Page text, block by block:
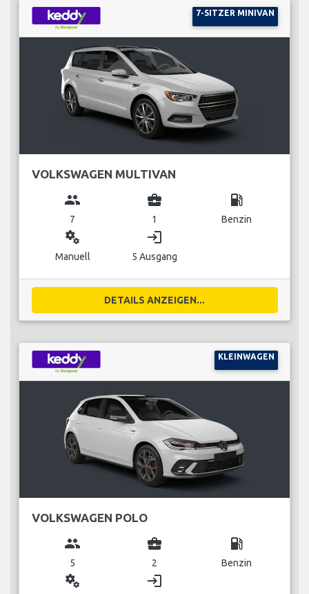
7-SITZER MINIVAN
VOLKSWAGEN MULTIVAN
group
7
business_center
1
local_gas_station
Benzin
miscellaneous_services
Manuell
login
5 Ausgang
DETAILS ANZEIGEN...
KLEINWAGEN
VOLKSWAGEN POLO
group
5
business_center
2
local_gas_station
Benzin
miscellaneous_services login